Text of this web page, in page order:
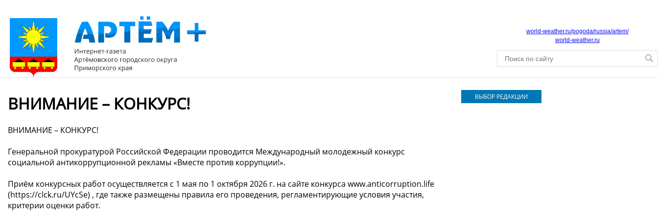
world-weather.ru/pogoda/russia/artem/
world-weather.ru
ВНИМАНИЕ – КОНКУРС!
ВНИМАНИЕ – КОНКУРС!
Генеральной прокуратурой Российской Федерации проводится Международный молодежный конкурс
социальной антикоррупционной рекламы «Вместе против коррупции!».
Приём конкурсных работ осуществляется с 1 мая по 1 октября 2026 г. на сайте конкурса www.anticorruption.life
(https://clck.ru/UYcSe) , где также размещены правила его проведения, регламентирующие условия участия,
критерии оценки работ.
ВЫБОР РЕДАКЦИИ